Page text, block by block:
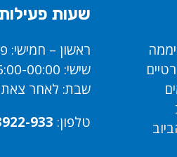
שעות
ראשון – חמישי:
שישי: 16:00-00:00
שבת: לאחר
טלפון: 933